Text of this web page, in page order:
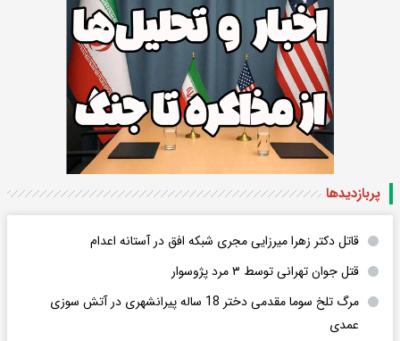
پربازدید‌ها
قاتل دکتر زهرا میرزایی مجری شبکه افق در آستانه اعدام
قتل جوان تهرانی توسط ۳ مرد پژوسوار
مرگ تلخ سوما مقدمی دختر 18 ساله پیرانشهری در آتش سوزی
عمدی